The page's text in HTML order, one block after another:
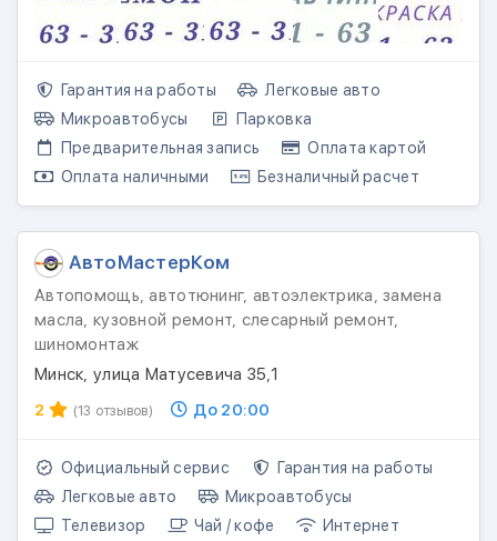
Гарантия на работы
Легковые авто
Микроавтобусы
Парковка
Предварительная запись
Оплата картой
Оплата наличными
Безналичный расчет
АвтоМастерКом
Автопомощь, автотюнинг, автоэлектрика, замена
масла, кузовной ремонт, слесарный ремонт,
шиномонтаж
Минск, улица Матусевича 35,1
2
(13 отзывов) До 20:00
Официальный сервис
Гарантия на работы
Легковые авто
Микроавтобусы
Телевизор
Чай / кофе
Интернет